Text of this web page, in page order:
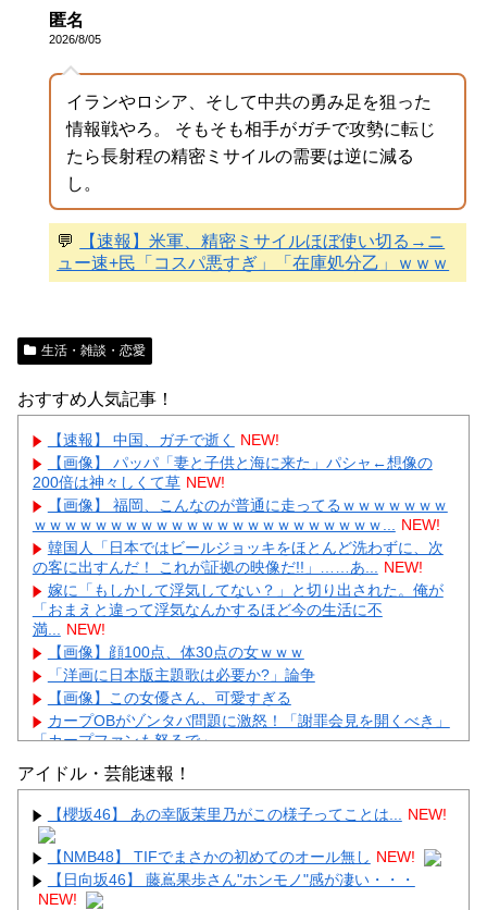
匿名
2026/8/05
イランやロシア、そして中共の勇み足を狙った
情報戦やろ。 そもそも相手がガチで攻勢に転じ
たら長射程の精密ミサイルの需要は逆に減る
し。
💬
【速報】米軍、精密ミサイルほぼ使い切る→ニ
ュー速+民「コスパ悪すぎ」「在庫処分乙」ｗｗｗ
生活・雑談・恋愛
おすすめ人気記事！
【速報】 中国、ガチで逝く
NEW!
【画像】 パッパ「妻と子供と海に来た」パシャ←想像の
200倍は神々しくて草 NEW!
【画像】 福岡、こんなのが普通に走ってるｗｗｗｗｗｗｗ
ｗｗｗｗｗｗｗｗｗｗｗｗｗｗｗｗｗｗｗｗｗｗｗ...
NEW!
韓国人「日本ではビールジョッキをほとんど洗わずに、次
の客に出すんだ！ これが証拠の映像だ!!」……あ...
NEW!
嫁に「もしかして浮気してない？」と切り出された。俺が
「おまえと違って浮気なんかするほど今の生活に不
満...
NEW!
【画像】顔100点、体30点の女ｗｗｗ
「洋画に日本版主題歌は必要か?」論争
【画像】この女優さん、可愛すぎる
カープOBがゾンタバ問題に激怒！「謝罪会見を開くべき」
「カープファンも怒るで」
【画像】顔100点、体30点の女ｗｗｗ
Powered by livedoor 相互RSS
アイドル・芸能速報！
【櫻坂46】 あの幸阪茉里乃がこの様子ってことは... NEW!
【NMB48】 TIFでまさかの初めてのオール無し NEW!
【日向坂46】 藤嶌果歩さん"ホンモノ"感が凄い・・・
NEW!